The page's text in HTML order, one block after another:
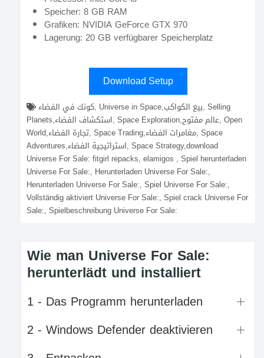
Speicher: 8 GB RAM
Grafiken: NVIDIA GeForce GTX 970
Lagerung: 20 GB verfügbarer Speicherplatz
Download Setup
Planets,استكشاف الفضاء, Space Exploration,عالم مفتوح, Open
World,تجارة الفضاء, Space Trading,مغامرات الفضاء, Space
Adventures,استراتيجية الفضاء, Space Strategy,download
Universe For Sale: fitgirl repacks, elamigos , Spiel herunterladen
Universe For Sale:, Herunterladen Universe For Sale:,
Herunterladen Universe For Sale:, Spiel Universe For Sale:,
Vollständig aktiviert Universe For Sale:, Spiel crack Universe For
Sale:, Spielbeschreibung Universe For Sale:
Wie man Universe For Sale:
herunterlädt und installiert
1 - Das Programm herunterladen
2 - Windows Defender deaktivieren